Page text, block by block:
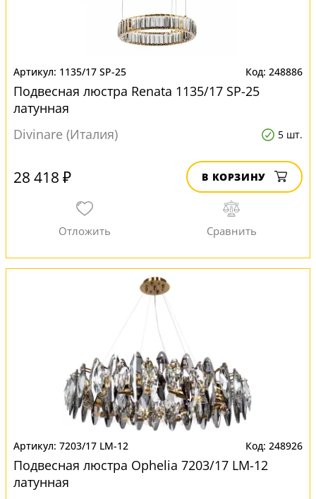
1135/17 SP-25 248886
Подвесная люстра Renata 1135/17 SP-25
латунная
Divinare (Италия)
5 шт.
28 418 ₽ В КОРЗИНУ
7203/17 LM-12 248926
Подвесная люстра Ophelia 7203/17 LM-12
латунная